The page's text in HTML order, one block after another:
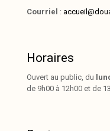
Courriel :
Horaires
Ouvert au public, du
de 9h00 à 12h00 et de